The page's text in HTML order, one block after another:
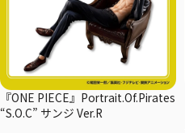
『ONE PIECE』Portrait.Of.Pirates
“S.O.C” サンジ Ver.R